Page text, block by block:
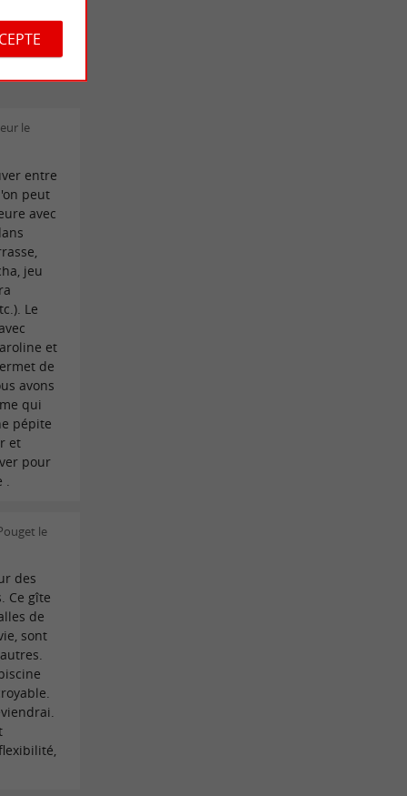
le
entre
peut
avec
jeu
Le
et
de
avons
qui
pépite
et
pour
le
des
Ce gîte
de
sont